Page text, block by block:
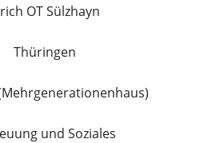
OT Sülzhayn
Thüringen
und Soziales